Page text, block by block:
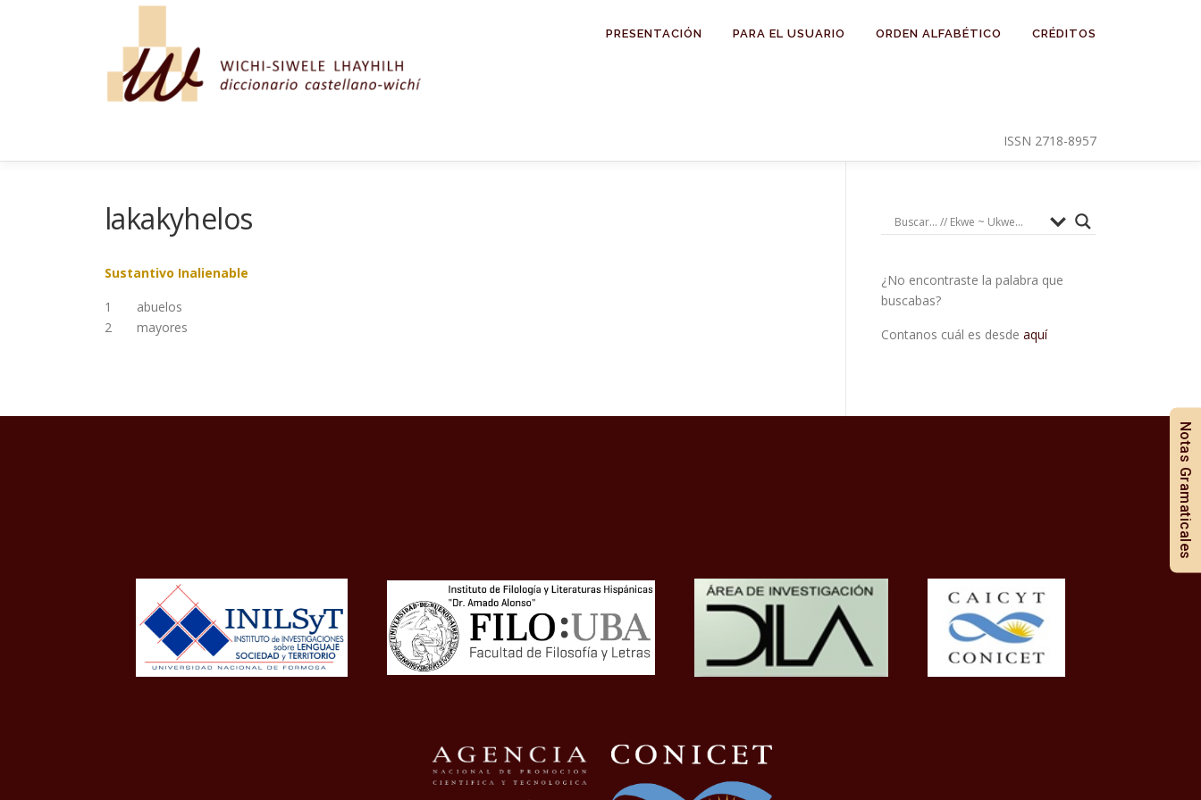
PRESENTACIÓN PARA EL USUARIO ORDEN ALFABÉTICO CRÉDITOS
ISSN 2718-8957
lakakyhelos
Sustantivo Inalienable
1
abuelos
2
mayores
¿No encontraste la palabra que
buscabas?
Contanos cuál es desde aquí
Notas Gramaticales